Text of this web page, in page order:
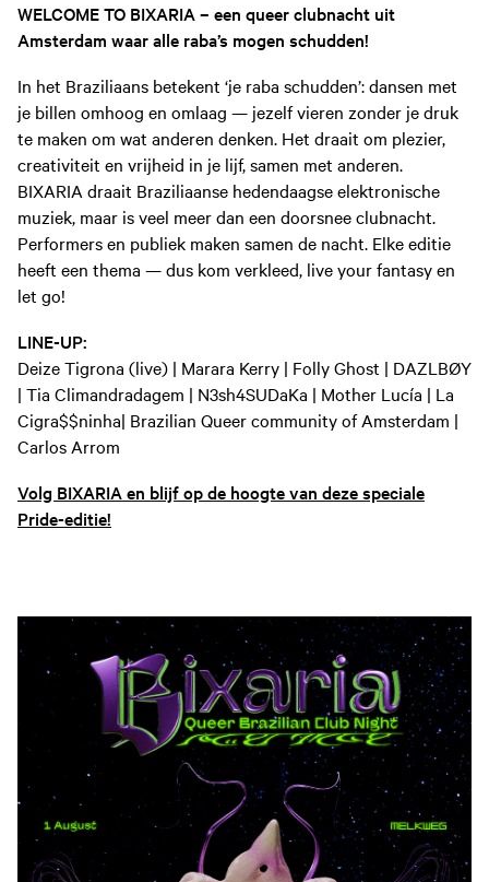
WELCOME TO BIXARIA – een queer clubnacht uit
Amsterdam waar alle raba’s mogen schudden!
In het Braziliaans betekent ‘je raba schudden’: dansen met
je billen omhoog en omlaag — jezelf vieren zonder je druk
te maken om wat anderen denken. Het draait om plezier,
creativiteit en vrijheid in je lijf, samen met anderen.
BIXARIA draait Braziliaanse hedendaagse elektronische
muziek, maar is veel meer dan een doorsnee clubnacht.
Performers en publiek maken samen de nacht. Elke editie
heeft een thema — dus kom verkleed, live your fantasy en
let go!
LINE-UP:
Deize Tigrona (live) | Marara Kerry | Folly Ghost | DAZLBØY
| Tia Climandradagem | N3sh4SUDaKa | Mother Lucía | La
Cigra$$ninha| Brazilian Queer community of Amsterdam |
Carlos Arrom
Volg BIXARIA en blijf op de hoogte van deze speciale
Pride-editie!